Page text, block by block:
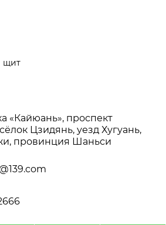
щит
«Кайюань», проспект
Цзидянь, уезд Хугуань,
провинция Шаньси